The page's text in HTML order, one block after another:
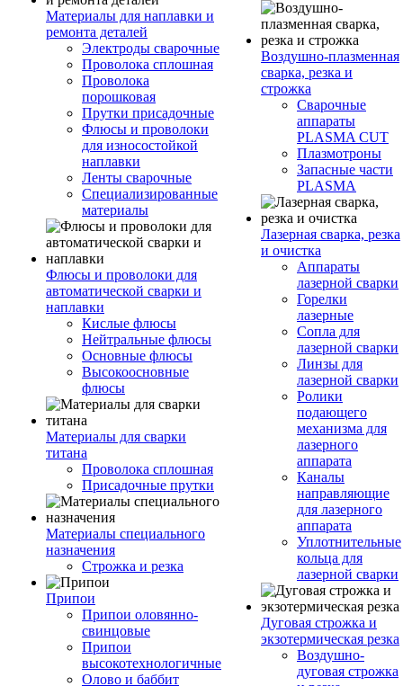
Материалы для наплавки и
ремонта деталей
Электроды сварочные
Проволока сплошная
Проволока
порошковая
Прутки присадочные
Флюсы и проволоки
для износостойкой
наплавки
Ленты сварочные
Специализированные
материалы
Флюсы и проволоки для
автоматической сварки и
наплавки
Кислые флюсы
Нейтральные флюсы
Основные флюсы
Высокоосновные
флюсы
Материалы для сварки
титана
Проволока сплошная
Присадочные прутки
Материалы специального
назначения
Строжка и резка
Припои
Припои оловянно-
свинцовые
Припои
высокотехнологичные
Олово и баббит
Воздушно-плазменная
сварка, резка и
строжка
Сварочные
аппараты
PLASMA CUT
Плазмотроны
Запасные части
PLASMA
Лазерная сварка, резка
и очистка
Аппараты
лазерной сварки
Горелки
лазерные
Сопла для
лазерной сварки
Линзы для
лазерной сварки
Ролики
подающего
механизма для
лазерного
аппарата
Каналы
направляющие
для лазерного
аппарата
Уплотнительные
кольца для
лазерной сварки
Дуговая строжка и
экзотермическая резка
Воздушно-
дуговая строжка